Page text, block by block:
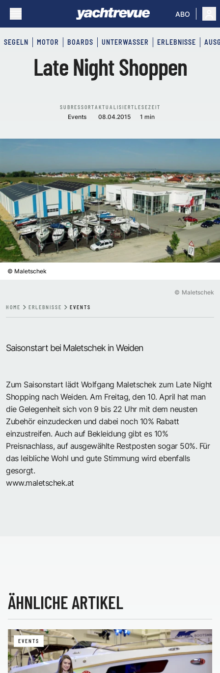
ABO
SEGELN MOTOR BOARDS UNTERWASSER ERLEBNISSE
Late Night Shoppen
SUBRESSORT
Events
AKTUALISIERT
08.04.2015
LESEZEIT
1 min
© Maletschek
© Maletschek
HOME ERLEBNISSE EVENTS
Saisonstart bei Maletschek in Weiden
Zum Saisonstart lädt Wolfgang Maletschek zum Late Night
Shopping nach Weiden. Am Freitag, den 10. April hat man
die Gelegenheit sich von 9 bis 22 Uhr mit dem neusten
Zubehör einzudecken und dabei noch 10% Rabatt
einzustreifen. Auch auf Bekleidung gibt es 10%
Preisnachlass, auf ausgewählte Restposten sogar 50%. Für
das leibliche Wohl und gute Stimmung wird ebenfalls
gesorgt.
www.maletschek.at
ÄHNLICHE ARTIKEL
EVENTS